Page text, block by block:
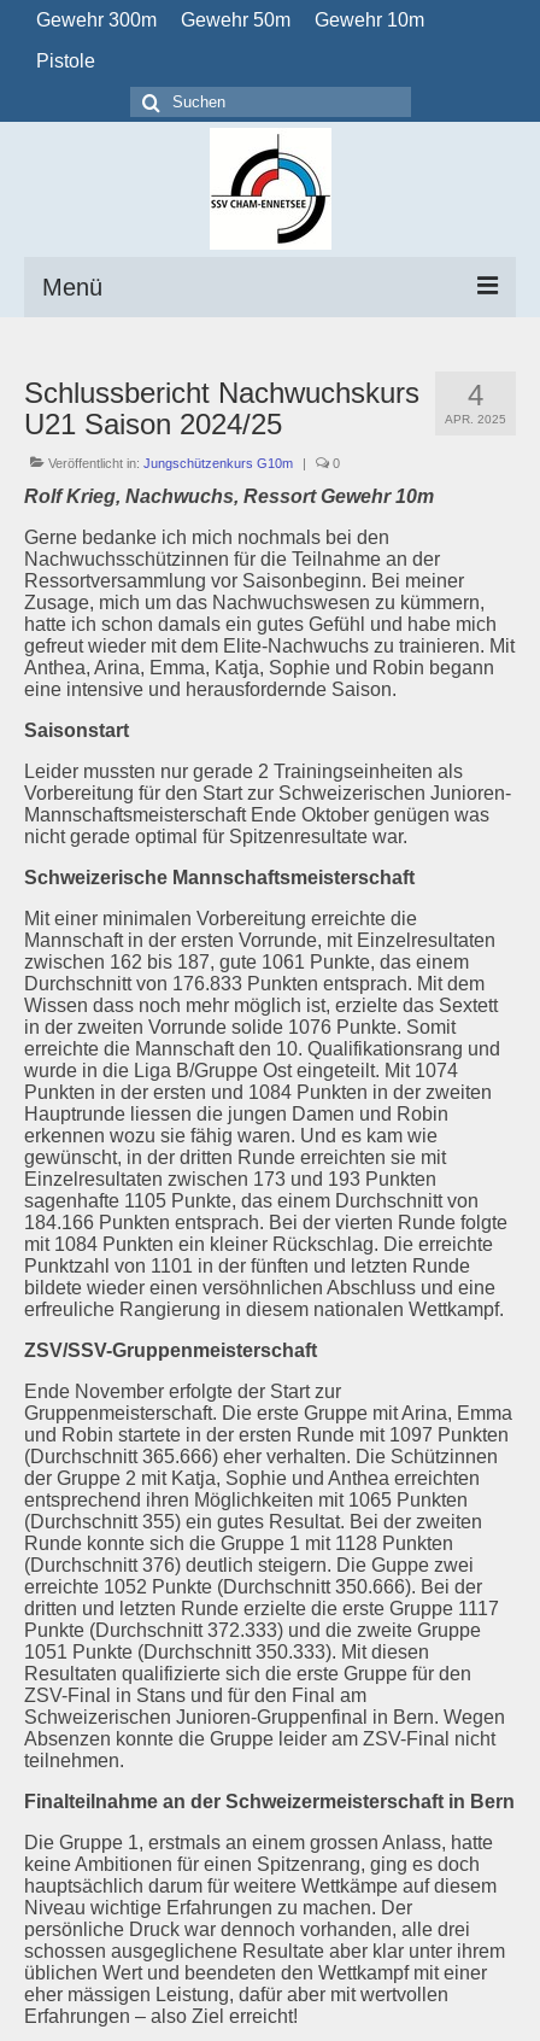
Gewehr 300m Gewehr 50m
Gewehr 10m
Pistole
Suchen
nach:
Menü
Verein
Obligatorisch
Schützenstuben
Newsletter
Fotogalerie
Links
Archiv
4
APR. 2025
Schlussbericht Nachwuchskurs
U21 Saison 2024/25
Veröffentlicht in: Jungschützenkurs G10m | 0
Rolf Krieg, Nachwuchs, Ressort Gewehr 10m
Gerne bedanke ich mich nochmals bei den
Nachwuchsschützinnen für die Teilnahme an der
Ressortversammlung vor Saisonbeginn. Bei meiner
Zusage, mich um das Nachwuchswesen zu kümmern,
hatte ich schon damals ein gutes Gefühl und habe mich
gefreut wieder mit dem Elite-Nachwuchs zu trainieren. Mit
Anthea, Arina, Emma, Katja, Sophie und Robin begann
eine intensive und herausfordernde Saison.
Saisonstart
Leider mussten nur gerade 2 Trainingseinheiten als
Vorbereitung für den Start zur Schweizerischen Junioren-
Mannschaftsmeisterschaft Ende Oktober genügen was
nicht gerade optimal für Spitzenresultate war.
Schweizerische Mannschaftsmeisterschaft
Mit einer minimalen Vorbereitung erreichte die
Mannschaft in der ersten Vorrunde, mit Einzelresultaten
zwischen 162 bis 187, gute 1061 Punkte, das einem
Durchschnitt von 176.833 Punkten entsprach. Mit dem
Wissen dass noch mehr möglich ist, erzielte das Sextett
in der zweiten Vorrunde solide 1076 Punkte. Somit
erreichte die Mannschaft den 10. Qualifikationsrang und
wurde in die Liga B/Gruppe Ost eingeteilt. Mit 1074
Punkten in der ersten und 1084 Punkten in der zweiten
Hauptrunde liessen die jungen Damen und Robin
erkennen wozu sie fähig waren. Und es kam wie
gewünscht, in der dritten Runde erreichten sie mit
Einzelresultaten zwischen 173 und 193 Punkten
sagenhafte 1105 Punkte, das einem Durchschnitt von
184.166 Punkten entsprach. Bei der vierten Runde folgte
mit 1084 Punkten ein kleiner Rückschlag. Die erreichte
Punktzahl von 1101 in der fünften und letzten Runde
bildete wieder einen versöhnlichen Abschluss und eine
erfreuliche Rangierung in diesem nationalen Wettkampf.
ZSV/SSV-Gruppenmeisterschaft
Ende November erfolgte der Start zur
Gruppenmeisterschaft. Die erste Gruppe mit Arina, Emma
und Robin startete in der ersten Runde mit 1097 Punkten
(Durchschnitt 365.666) eher verhalten. Die Schützinnen
der Gruppe 2 mit Katja, Sophie und Anthea erreichten
entsprechend ihren Möglichkeiten mit 1065 Punkten
(Durchschnitt 355) ein gutes Resultat. Bei der zweiten
Runde konnte sich die Gruppe 1 mit 1128 Punkten
(Durchschnitt 376) deutlich steigern. Die Guppe zwei
erreichte 1052 Punkte (Durchschnitt 350.666). Bei der
dritten und letzten Runde erzielte die erste Gruppe 1117
Punkte (Durchschnitt 372.333) und die zweite Gruppe
1051 Punkte (Durchschnitt 350.333). Mit diesen
Resultaten qualifizierte sich die erste Gruppe für den
ZSV-Final in Stans und für den Final am
Schweizerischen Junioren-Gruppenfinal in Bern. Wegen
Absenzen konnte die Gruppe leider am ZSV-Final nicht
teilnehmen.
Finalteilnahme an der Schweizermeisterschaft in Bern
Die Gruppe 1, erstmals an einem grossen Anlass, hatte
keine Ambitionen für einen Spitzenrang, ging es doch
hauptsächlich darum für weitere Wettkämpe auf diesem
Niveau wichtige Erfahrungen zu machen. Der
persönliche Druck war dennoch vorhanden, alle drei
schossen ausgeglichene Resultate aber klar unter ihrem
üblichen Wert und beendeten den Wettkampf mit einer
eher mässigen Leistung, dafür aber mit wertvollen
Erfahrungen – also Ziel erreicht!